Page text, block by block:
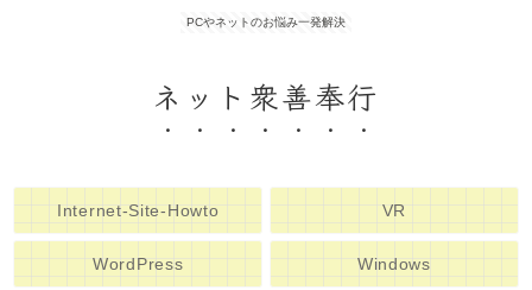
PCやネットのお悩み一発解決
ネット衆善奉行
Internet-Site-Howto VR
WordPress Windows